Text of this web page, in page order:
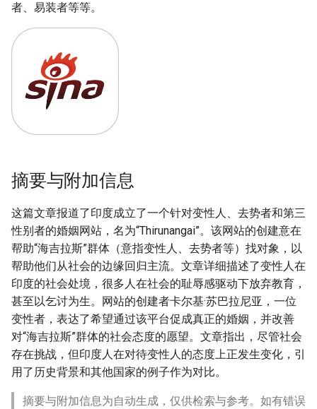
者、易装者等等。
摘要与附加信息
这篇文章报道了印度成立了一个针对变性人、去势者和第三
性别者的婚姻网站，名为“Thirunangai”。该网站的创建意在
帮助“海吉拉斯”群体（意指变性人、去势者等）找对象，以
帮助他们从社会的边缘回归主流。文章详细描述了变性人在
印度的社会处境，很多人在社会的耻辱感驱动下放弃教育，
甚至以乞讨为生。网站的创建者卡尔基·苏巴拉尼亚，一位
变性者，表达了希望通过该平台促成真正的婚姻，并改善
对“海吉拉斯”群体的社会态度的愿望。文章指出，尽管社会
存在挑战，但印度人在对待变性人的态度上正发生变化，引
用了历史背景和其他国家的例子作为对比。
摘要与附加信息为自动生成，仅供检索与参考。如有错误